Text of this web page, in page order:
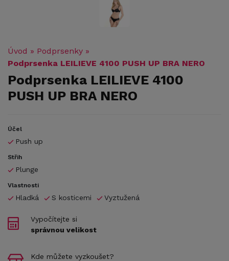
Úvod » Podprsenky »
Podprsenka LEILIEVE 4100 PUSH UP BRA NERO
Podprsenka LEILIEVE 4100
PUSH UP BRA NERO
Účel
Push up
Střih
Plunge
Vlastnosti
Hladká S kosticemi Vyztužená
Vypočítejte si
správnou velikost
Kde můžete vyzkoušet?